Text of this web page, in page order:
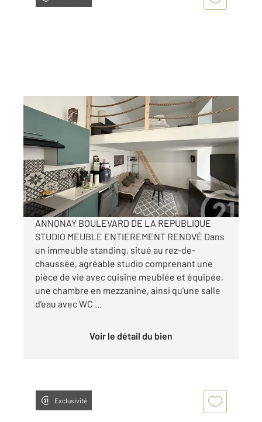
ANNONAY 07
20,24 m2, 2 pièces
Ref : 5253
Appartement T2 à louer
650 €
par mois charges comprises
ANNONAY BOULEVARD DE LA REPUBLIQUE
STUDIO MEUBLE ENTIEREMENT RENOVÉ Dans
un immeuble standing, situé au rez-de-
chaussée, agréable studio comprenant une
pièce de vie avec cuisine meublée et équipée,
une chambre en mezzanine, ainsi qu'une salle
d'eau avec WC ...
Voir le détail du bien
Exclusivité